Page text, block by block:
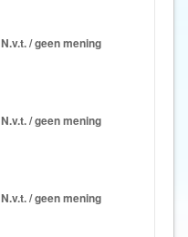
N.v.t. / geen mening
N.v.t. / geen mening
N.v.t. / geen mening